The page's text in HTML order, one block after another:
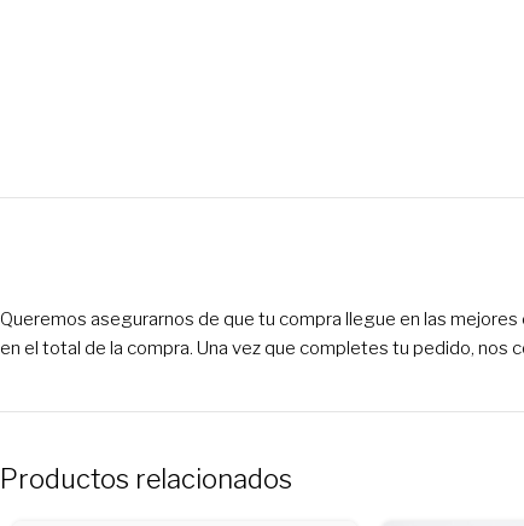
Queremos asegurarnos de que tu compra llegue en las
en el total de la compra. Una vez que completes tu pedido,
Productos relacionados